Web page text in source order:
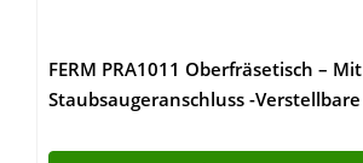
FERM PRA1011 Oberfräsetisch – Mit
Staubsaugeranschluss -Verstellbare